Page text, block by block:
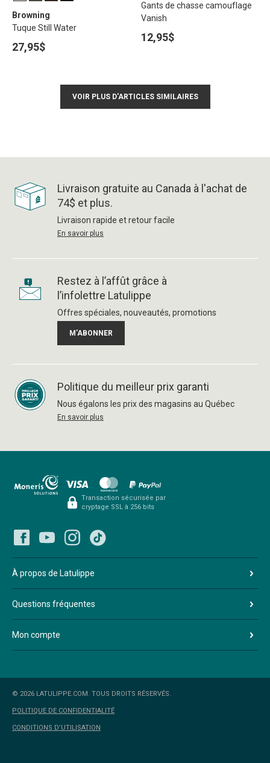
Browning
Tuque Still Water
27,95$
Gants de chasse camouflage
Vanish
12,95$
VOIR PLUS D'ARTICLES SIMILAIRES
Livraison gratuite au Canada à l'achat de
74$ et plus.
Livraison rapide et retour facile
En savoir plus
Restez à l’affût grâce à
l’infolettre Latulippe
Offres spéciales, nouveautés, promotions
M’ABONNER
Politique du meilleur prix garanti
Nous égalons les prix des magasins au Québec
En savoir plus
Transaction sécurisée par
cryptage SSL à 256 bits
À propos de Latulippe
Questions fréquentes
Mon compte
© 2026 LATULIPPE.COM. TOUS DROITS RÉSERVÉS.
POLITIQUE DE CONFIDENTIALITÉ
CONDITIONS D’UTILISATION